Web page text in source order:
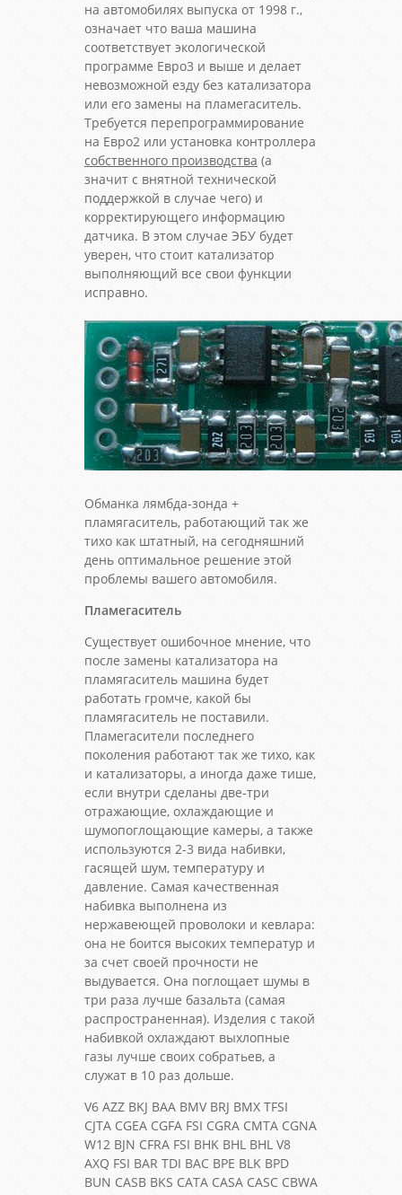
на автомобилях выпуска от 1998 г.,
означает что ваша машина
соответствует экологической
программе Евро3 и выше и делает
невозможной езду без катализатора
или его замены на пламегаситель.
Требуется перепрограммирование
на Евро2 или установка контроллера
собственного производства (а
значит с внятной технической
поддержкой в случае чего) и
корректирующего информацию
датчика. В этом случае ЭБУ будет
уверен, что стоит катализатор
выполняющий все свои функции
исправно.
Обманка лямбда-зонда +
пламягаситель, работающий так же
тихо как штатный, на сегодняшний
день оптимальное решение этой
проблемы вашего автомобиля.
Пламегаситель
Существует ошибочное мнение, что
после замены катализатора на
пламягаситель машина будет
работать громче, какой бы
пламягаситель не поставили.
Пламегасители последнего
поколения работают так же тихо, как
и катализаторы, а иногда даже тише,
если внутри сделаны две-три
отражающие, охлаждающие и
шумопоглощающие камеры, а также
используются 2-3 вида набивки,
гасящей шум, температуру и
давление. Самая качественная
набивка выполнена из
нержавеющей проволоки и кевлара:
она не боится высоких температур и
за счет своей прочности не
выдувается. Она поглощает шумы в
три раза лучше базальта (самая
распространенная). Изделия с такой
набивкой охлаждают выхлопные
газы лучше своих собратьев, а
служат в 10 раз дольше.
V6 AZZ BKJ BAA BMV BRJ BMX TFSI
CJTA CGEA CGFA FSI CGRA CMTA CGNA
W12 BJN CFRA FSI BHK BHL BHL V8
AXQ FSI BAR TDI BAC BPE BLK BPD
BUN CASB BKS CATA CASA CASC CBWA